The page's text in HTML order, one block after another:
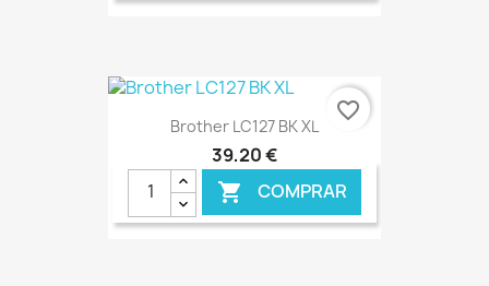
€ ONLINE
Brother LC127 BK XL
39,20 €
 COMPRAR
favorite_border